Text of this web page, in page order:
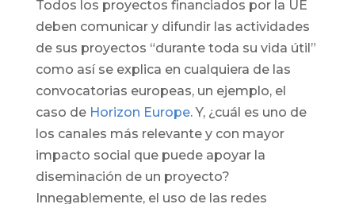
Todos los proyectos financiados por la UE
deben comunicar y difundir las actividades
de sus proyectos “durante toda su vida útil”
como así se explica en cualquiera de las
convocatorias europeas, un ejemplo, el
caso de Horizon Europe. Y, ¿cuál es uno de
los canales más relevante y con mayor
impacto social que puede apoyar la
diseminación de un proyecto?
Innegablemente, el uso de las redes